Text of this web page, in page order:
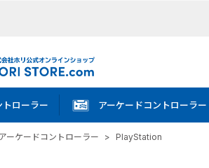
トローラー アーケードコントローラー
アーケードコントローラー > PlayStation